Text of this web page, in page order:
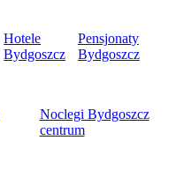
Hotele
Bydgoszcz
Pensjonaty
Bydgoszcz
Noclegi Bydgoszcz
centrum